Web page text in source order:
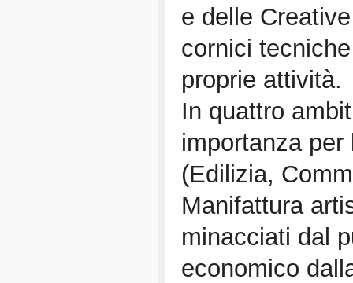
e delle
cornici
proprie attività.
In quattro
importanza per
(Edilizia,
Manifattura
minacciati dal
economico